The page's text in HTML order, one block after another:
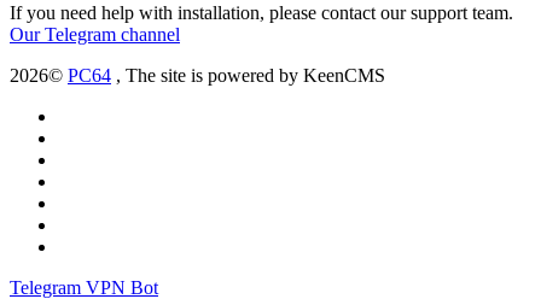
If you need help with installation, please contact our support team.
Our Telegram channel
2026© PC64 , The site is powered by KeenCMS
Telegram VPN Bot